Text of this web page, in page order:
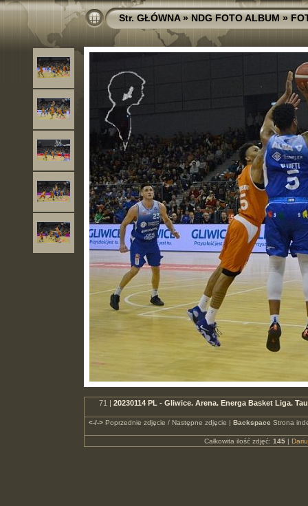
Str. GŁÓWNA»NDG FOTO ALBUM»
71 | 20230114 PL - Gliwice. Arena. Energa Basket Liga.
<-/->Poprzednie zdjęcie / Następne zdjęcie | Backspace Strona
Całkowita ilość zdjęć: 145|